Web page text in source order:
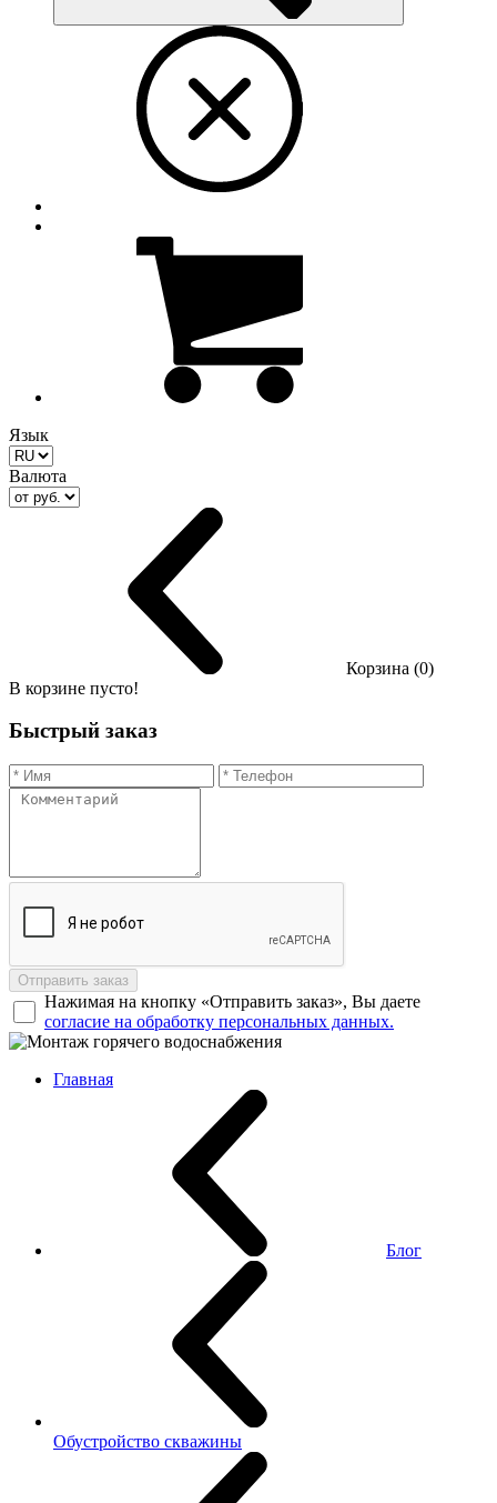
Язык
Валюта
Корзина (0)
В корзине пусто!
Быстрый заказ
Отправить заказ
Нажимая на кнопку «Отправить заказ», Вы даете
согласие на обработку персональных данных.
Главная
Блог
Обустройство скважины